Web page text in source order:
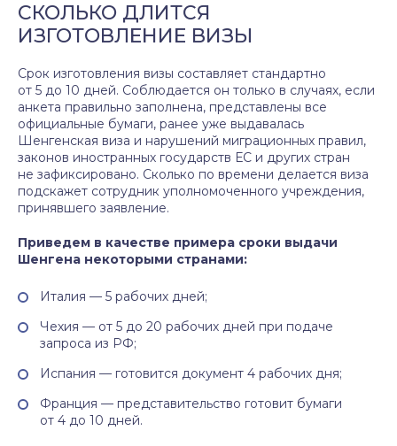
СКОЛЬКО ДЛИТСЯ
ИЗГОТОВЛЕНИЕ ВИЗЫ
Срок изготовления визы составляет стандартно
от 5 до 10 дней. Соблюдается он только в случаях, если
анкета правильно заполнена, представлены все
официальные бумаги, ранее уже выдавалась
Шенгенская виза и нарушений миграционных правил,
законов иностранных государств ЕС и других стран
не зафиксировано. Сколько по времени делается виза
подскажет сотрудник уполномоченного учреждения,
принявшего заявление.
Приведем в качестве примера сроки выдачи
Шенгена некоторыми странами:
Италия — 5 рабочих дней;
Чехия — от 5 до 20 рабочих дней при подаче
запроса из РФ;
Испания — готовится документ 4 рабочих дня;
Франция — представительство готовит бумаги
от 4 до 10 дней.